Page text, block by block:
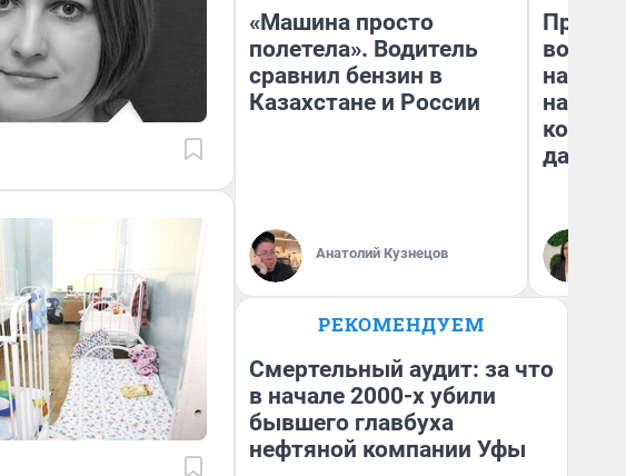
«Машина просто
полетела». Водитель
сравнил бензин в
Казахстане и России
Анатолий Кузнецов
нам
даже
РЕКОМЕНДУЕМ
Смертельный аудит: за что
в начале 2000-х убили
бывшего главбуха
нефтяной компании Уфы